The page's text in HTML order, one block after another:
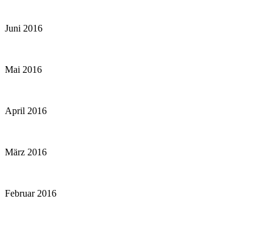
Juni 2016
Mai 2016
April 2016
März 2016
Februar 2016